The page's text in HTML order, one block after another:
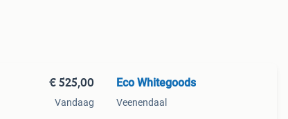
€ 525,00
Vandaag
Eco Whitegoods
Veenendaal